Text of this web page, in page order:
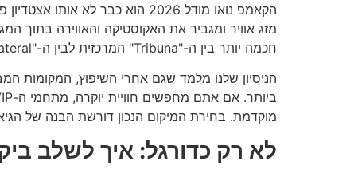
הקאמפ נואו מודל 2026 הוא
מזג אוויר ומגביר את האקוסטיקה והאווירה
חכמה יותר בין ה-"Tribuna" המרכזית לבין ה-"Lateral" שממול, כאשר היציעים שמאחורי השערים (Gol) מציעים את החוויה הקהילתית והרועשת ביותר.
מוקדמת. בחירת המיקום הנכון דורשת הבנה של
לא רק כדורגל: איך לשלב